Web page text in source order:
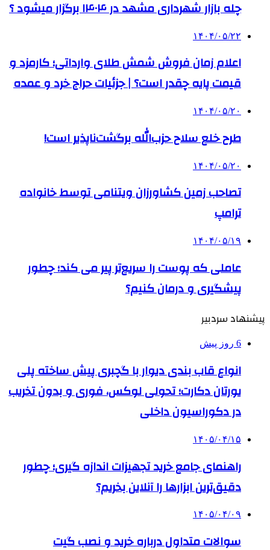
چله بازار شهرداری مشهد در ۱۴۰۴ برگزار میشود ؟
۱۴۰۴/۰۵/۲۲
اعلام زمان فروش شمش طلای وارداتی؛ کارمزد و
قیمت پایه چقدر است؟ | جزئیات حراج خرد و عمده
۱۴۰۴/۰۵/۲۰
طرح خلع سلاح حزب‌الله برگشت‌ناپذیر است!
۱۴۰۴/۰۵/۲۰
تصاحب زمین کشاورزان ویتنامی توسط خانواده
ترامپ
۱۴۰۴/۰۵/۱۹
عاملی که پوست را سریع‌تر پیر می کند؛ چطور
پیشگیری و درمان کنیم؟
پیشنهاد سردبیر
6 روز پیش
انواع قاب بندی دیوار با گچبری پیش ساخته پلی
یورتان دکارت؛ تحولی لوکس، فوری و بدون تخریب
در دکوراسیون داخلی
۱۴۰۵/۰۴/۱۵
راهنمای جامع خرید تجهیزات اندازه گیری؛ چطور
دقیق‌ترین ابزارها را آنلاین بخریم؟
۱۴۰۵/۰۴/۰۹
سوالات متداول درباره خرید و نصب گیت